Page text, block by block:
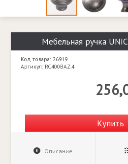
Мебельная ручка
Код товара: 26919
Артикул: RC400BAZ.4
Купить
Описание